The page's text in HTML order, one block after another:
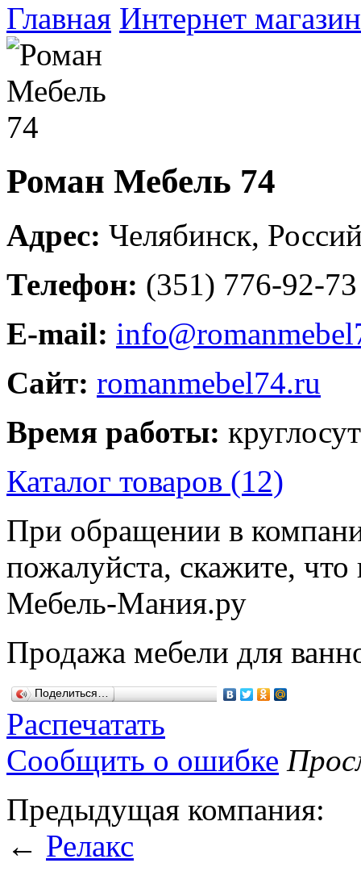
Главная Интернет
Роман Мебель 74
Адрес: Челябинск,
Телефон: (351) 776-92-73
E-mail:
Сайт: romanmebel74.ru
Время работы:
Каталог товаров (12)
При обращении в
пожалуйста, скажите,
Мебель-Мания.ру
Продажа мебели для
Поделиться…
Распечатать
Сообщить о ошибке
Предыдущая компания:
← Релакс